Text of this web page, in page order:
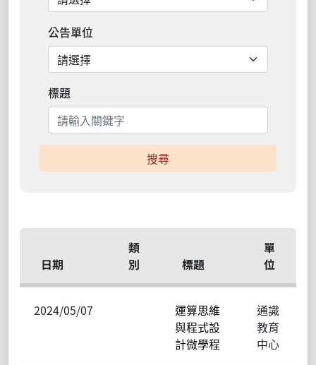
公告單位
標題
搜尋
日期
類
別
標題
單
位
2024/05/07
運算思維
與程式設
計微學程
通識
教育
中心